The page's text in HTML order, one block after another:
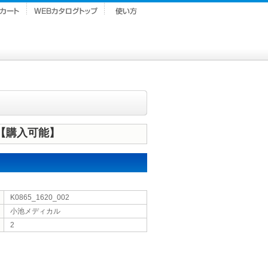
入可能】
K0865_1620_002
小池メディカル
2